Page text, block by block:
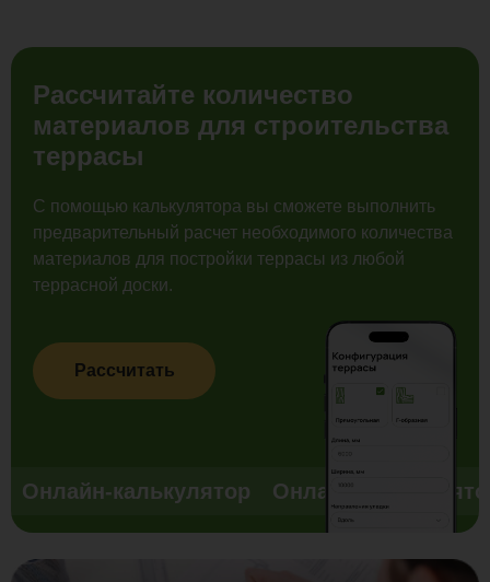
Рассчитайте количество
материалов для строительства
террасы
С помощью калькулятора вы сможете выполнить
предварительный расчет необходимого количества
материалов для постройки террасы из любой
террасной доски.
Рассчитать
Онлайн-калькулятор Онлайн-